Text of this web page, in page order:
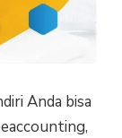
Anda bisa